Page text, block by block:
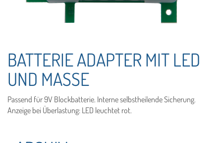
BATTERIE ADAPTER MIT LED
UND MASSE
Passend für 9V Blockbatterie. Interne selbstheilende Sicherung.
Anzeige bei Überlastung: LED leuchtet rot.